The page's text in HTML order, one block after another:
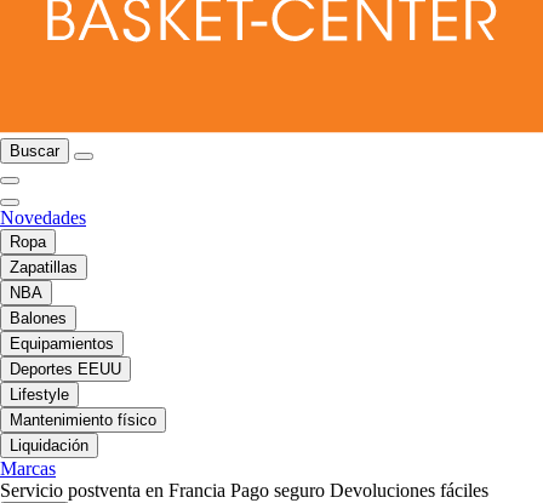
Buscar
Novedades
Ropa
Zapatillas
NBA
Balones
Equipamientos
Deportes EEUU
Lifestyle
Mantenimiento físico
Liquidación
Marcas
Servicio postventa en Francia Pago seguro Devoluciones fáciles